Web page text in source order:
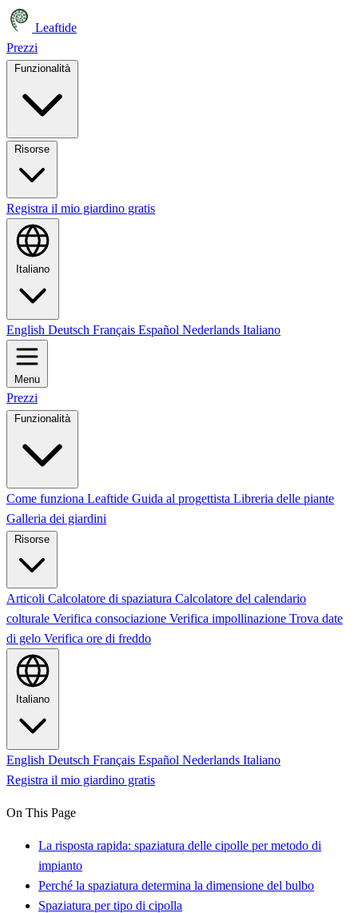
Leaftide
Prezzi
Funzionalità
Registra il mio giardino gratis
Italiano
English Deutsch Français Español Nederlands Italiano
Menu
Prezzi
Funzionalità
Come funziona Leaftide Guida al progettista Libreria delle piante
Galleria dei giardini
Risorse
Articoli Calcolatore di spaziatura Calcolatore del calendario
colturale Verifica consociazione Verifica impollinazione Trova date
di gelo Verifica ore di freddo
Italiano
English Deutsch Français Español Nederlands Italiano
Registra il mio giardino gratis
On This Page
La risposta rapida: spaziatura delle cipolle per metodo di
impianto
Perché la spaziatura determina la dimensione del bulbo
Spaziatura per tipo di cipolla